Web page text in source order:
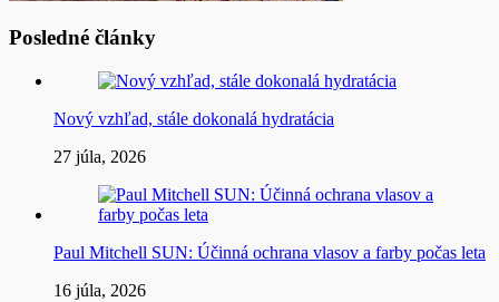
Posledné články
Nový vzhľad, stále dokonalá hydratácia
27 júla, 2026
Paul Mitchell SUN: Účinná ochrana vlasov a farby počas leta
16 júla, 2026